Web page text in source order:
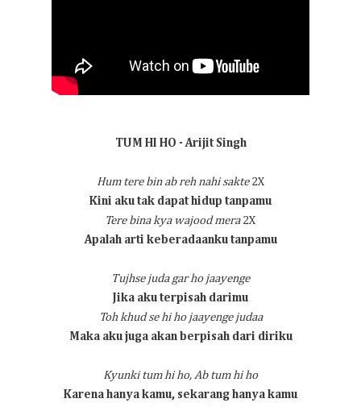
TUM HI HO - Arijit Singh
Hum tere bin ab reh nahi sakte 2X
Kini aku tak dapat hidup tanpamu
Tere bina kya wajood mera 2X
Apalah arti keberadaanku tanpamu
Tujhse juda gar ho jaayenge
Jika aku terpisah darimu
Toh khud se hi ho jaayenge judaa
Maka aku juga akan berpisah dari diriku
Kyunki tum hi ho, Ab tum hi ho
Karena hanya kamu, sekarang hanya kamu